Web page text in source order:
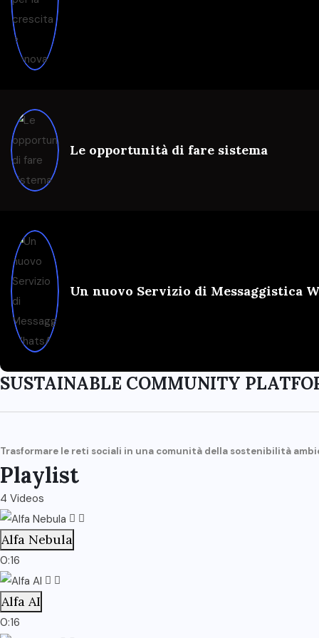
Le opportunità di fare sistema
Un nuovo Servizio di Messaggistica
SUSTAINABLE COMMUNITY
Trasformare le reti sociali in una comunità della sostenibilità
Playlist
4 Videos
Alfa Nebula
0:16
Alfa AI
0:16